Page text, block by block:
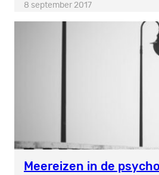
8 september 2017
Meereizen in de